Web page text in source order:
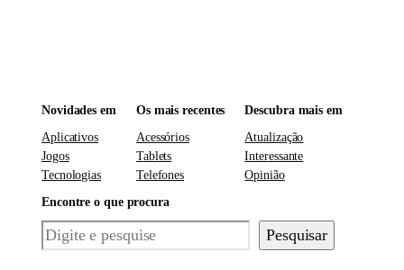
Novidades em
Aplicativos
Jogos
Tecnologias
Os mais recentes
Acessórios
Tablets
Telefones
Descubra mais em
Atualização
Interessante
Opinião
Encontre o que procura
Pesquisar Pesquisar